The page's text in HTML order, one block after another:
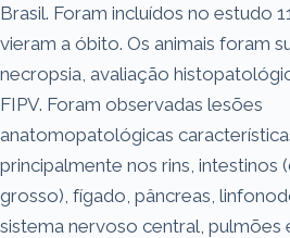
Brasil. Foram incluídos no estudo
vieram a óbito. Os animais foram
necropsia, avaliação
FIPV. Foram observadas lesões
anatomopatológicas
principalmente nos rins, intestinos
grosso), fígado, pâncreas,
sistema nervoso central, pulmões